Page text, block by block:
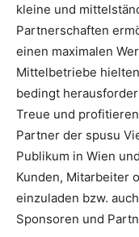
kleine und
Partnerschaften
einen ma­ximalen
Mittelbetriebe
bedingt
Treue und
Partner der spusu
Publikum in Wien
Kunden, Mit­arbeiter
einzuladen bzw.
Sponsoren und